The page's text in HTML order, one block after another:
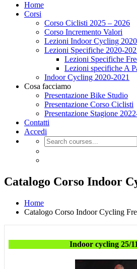
Home
Corsi
Corso Ciclisti 2025 – 2026
Corso Incremento Valori
Lezioni Indoor Cycling
Lezioni Specifiche 2020-
Lezioni Specifiche
Lezioni specifiche A
Indoor Cycling 2020-2021
Cosa facciamo
Presentazione Bike Studio
Presentazione Corso Ciclisti
Presentazione Stagione
Contatti
Accedi
Catalogo Corso Indoor
Home
Catalogo Corso Indoor Cycling
Indoor cycling 25/